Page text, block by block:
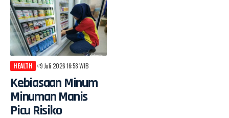
HEALTH 9 Juli 2026 16:58 WIB
Kebiasaan Minum
Minuman Manis
Picu Risiko